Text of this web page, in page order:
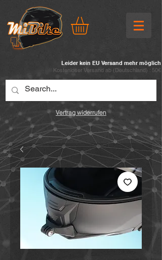
Leider kein EU Versand mehr möglich
Kostenloser Versand ab (Deutschland) : 50€
Vertrag widerrufen